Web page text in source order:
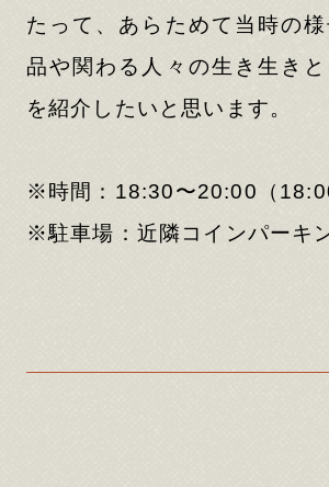
たって、あらためて当時の
品や関わる人々の生き生き
を紹介したいと思います。
※時間：18:30〜20:00（
※駐車場：近隣コインパーキ